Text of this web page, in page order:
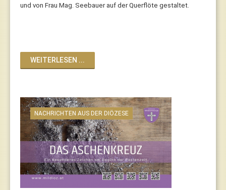
und von Frau Mag. Seebauer auf der Querflöte gestaltet.
WEITERLESEN ...
NACHRICHTEN AUS DER DIÖZESE